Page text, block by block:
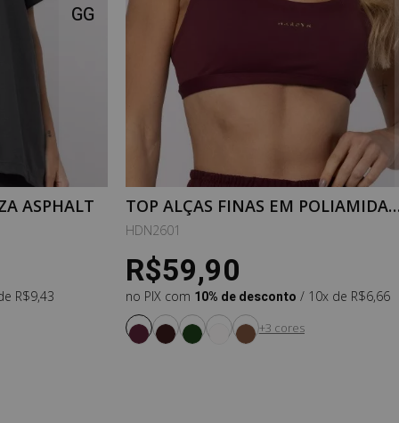
ASPHALT
R$9,43
GG
TOP ALÇAS FINAS EM POLIAMIDA
PURESENSE VINHO GARNET
HDN2601
R$59,90
no PIX com 10% de desconto / 10x de R$6,66
+3 cores